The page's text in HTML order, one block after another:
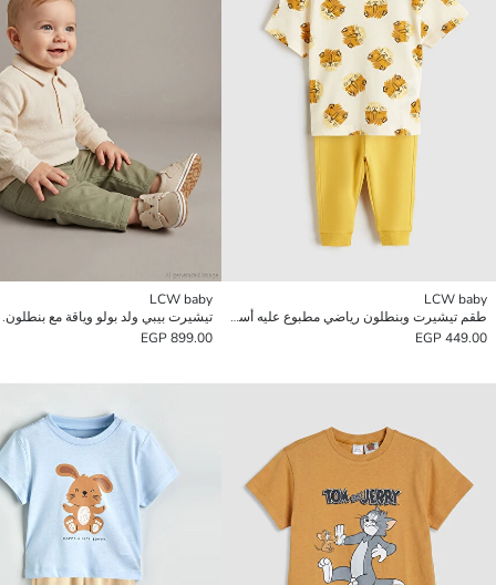
LCW baby
طقم تيشيرت وبنطلون رياضي مطبوع عليه أسد - أولاد صغار
449.00 EGP
LCW baby
تيشيرت بيبي ولد بولو وياقة مع بنطلون.
899.00 EGP